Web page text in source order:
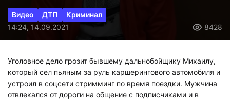
Видео ДТП
Криминал
14:24, 14.09.2021
8428
Уголовное дело грозит бывшему дальнобойщику Михаилу,
который сел пьяным за руль каршерингового автомобиля и
устроил в соцсети стримминг по время поездки. Мужчина
отвлекался от дороги на общение с подписчиками и в